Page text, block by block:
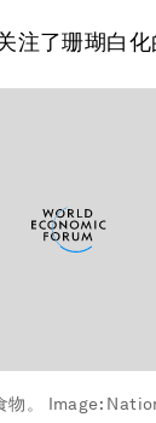
注了珊瑚白化
。 Image: